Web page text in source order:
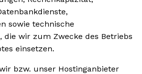
sowie technische
die wir zum Zwecke des Betriebs
einsetzen.
bzw. unser Hostinganbieter